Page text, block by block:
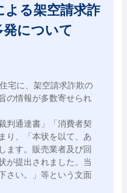
る架空請求詐
について
宅に、架空請求詐欺の
の情報が多数寄せられ
判通達書」「消費者契
り、「本状を以て、あ
ます。販売業者及び回
が提出されました。当
さい。」等という文面